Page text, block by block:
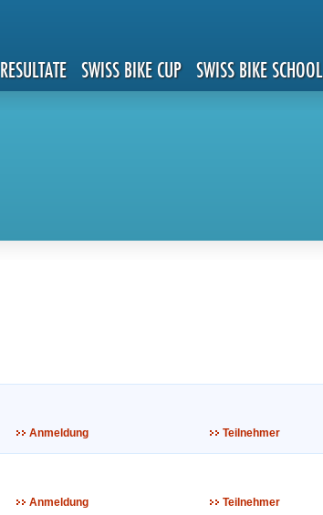
RESULTATE SWISS BIKE CUP SWISS BIKE SCHOOL
Anmeldung Teilnehmer
Anmeldung Teilnehmer